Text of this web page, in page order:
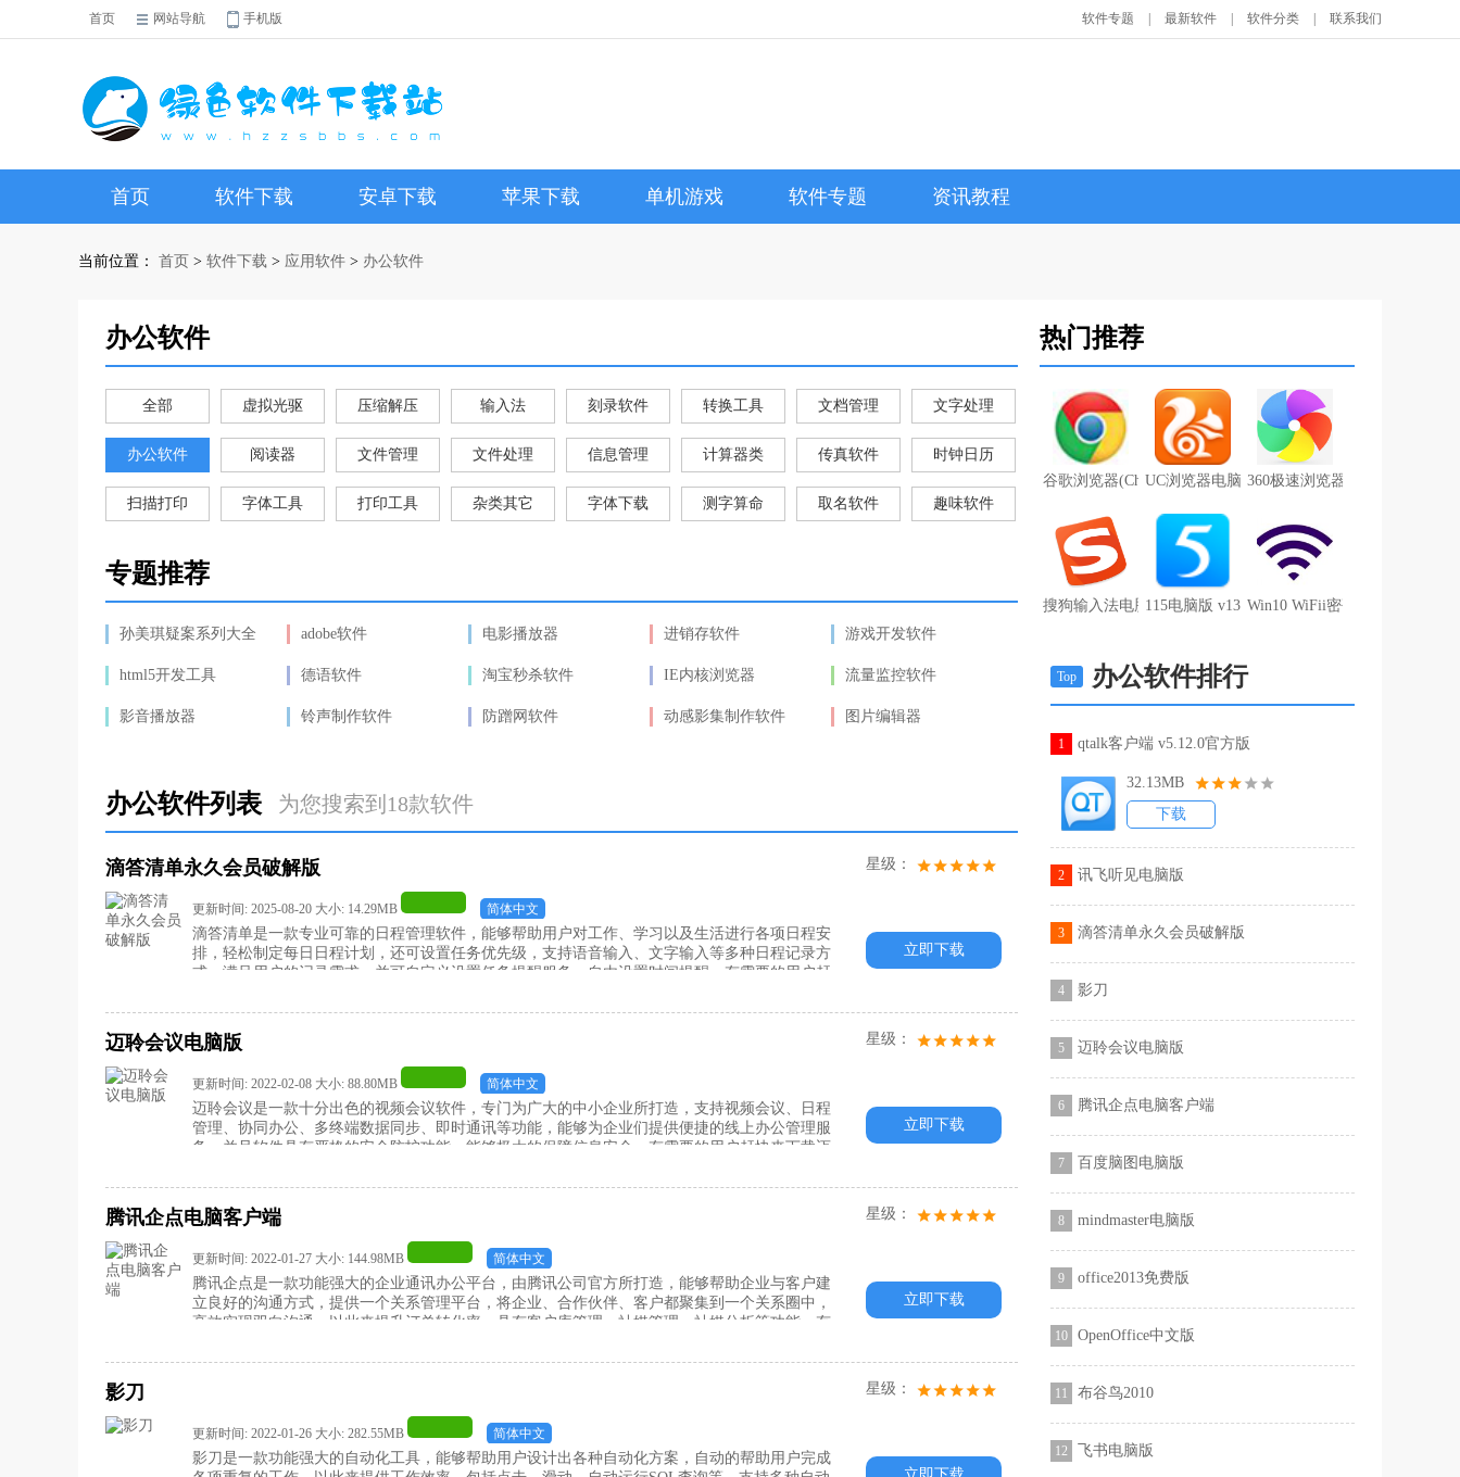
首页 网站导航 手机版 软件专题 最新软件 软件分类 联系我们
首页 软件下载 安卓下载 苹果下载 单机游戏 软件专题 资讯教程
当前位置： 首页 > 软件下载 > 应用软件 > 办公软件
办公软件
全部 虚拟光驱 压缩解压 输入法 刻录软件 转换工具 文档管理 文字处理
办公软件 阅读器 文件管理 文件处理 信息管理 计算器类 传真软件 时钟日历
扫描打印 字体工具 打印工具 杂类其它 字体下载 测字算命 取名软件 趣味软件
专题推荐
孙美琪疑案系列大全 adobe软件 电影播放器 进销存软件 游戏开发软件
html5开发工具 德语软件 淘宝秒杀软件 IE内核浏览器 流量监控软件
影音播放器 铃声制作软件 防蹭网软件 动感影集制作软件 图片编辑器
办公软件列表 为您搜索到18款软件
滴答清单永久会员破解版
更新时间: 2025-08-20 大小: 14.29MB 简体中文
滴答清单是一款专业可靠的日程管理软件，能够帮助用户对工作、学习以及生活进行各项日程安
排，轻松制定每日日程计划，还可设置任务优先级，支持语音输入、文字输入等多种日程记录方
式，满足用户的记录需求，并可自定义设置任务提醒服务，自由设置时间提醒，有需要的用户赶
星级：
立即下载
迈聆会议电脑版
更新时间: 2022-02-08 大小: 88.80MB 简体中文
迈聆会议是一款十分出色的视频会议软件，专门为广大的中小企业所打造，支持视频会议、日程
管理、协同办公、多终端数据同步、即时通讯等功能，能够为企业们提供便捷的线上办公管理服
务，并且软件具有严格的安全防护功能，能够极大的保障信息安全，有需要的用户赶快来下载迈
星级：
立即下载
腾讯企点电脑客户端
更新时间: 2022-01-27 大小: 144.98MB 简体中文
腾讯企点是一款功能强大的企业通讯办公平台，由腾讯公司官方所打造，能够帮助企业与客户建
立良好的沟通方式，提供一个关系管理平台，将企业、合作伙伴、客户都聚集到一个关系圈中，
高效实现双向沟通，以此来提升订单转化率，具有客户库管理、社媒管理、社媒分析等功能，有
星级：
立即下载
影刀
更新时间: 2022-01-26 大小: 282.55MB 简体中文
影刀是一款功能强大的自动化工具，能够帮助用户设计出各种自动化方案，自动的帮助用户完成
星级：
热门推荐
谷歌浏览器(Chrome浏览器)中文绿色版 v85.0.4183.121
UC浏览器电脑版 v6.2.4098.3
360极速浏览器官方版
搜狗输入法电脑去广告版 v9.7a无广告
115电脑版 v13.0.0.2官方版Win10 WiFii密码查询工具 V1.0
Top 办公软件排行
1 qtalk客户端 v5.12.0官方版
32.13MB
下载
2 讯飞听见电脑版
3 滴答清单永久会员破解版
4 影刀
5 迈聆会议电脑版
6 腾讯企点电脑客户端
7 百度脑图电脑版
8 mindmaster电脑版
9 office2013免费版
10 OpenOffice中文版
11 布谷鸟2010
12 飞书电脑版